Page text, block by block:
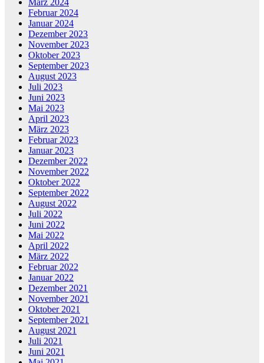
Februar 2024
Januar 2024
Dezember 2023
November 2023
Oktober 2023
September 2023
August 2023
Juli 2023
Juni 2023
Mai 2023
April 2023
März 2023
Februar 2023
Januar 2023
Dezember 2022
November 2022
Oktober 2022
September 2022
August 2022
Juli 2022
Juni 2022
Mai 2022
April 2022
März 2022
Februar 2022
Januar 2022
Dezember 2021
November 2021
Oktober 2021
September 2021
August 2021
Juli 2021
Juni 2021